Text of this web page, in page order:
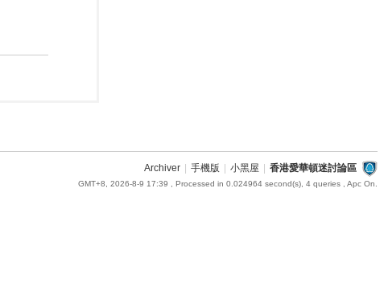
Archiver 手機版 小黑屋 香港愛華頓迷討論區
GMT+8, 2026-8-9 17:39 , Processed in 0.024964 second(s), 4 queries , Apc On.